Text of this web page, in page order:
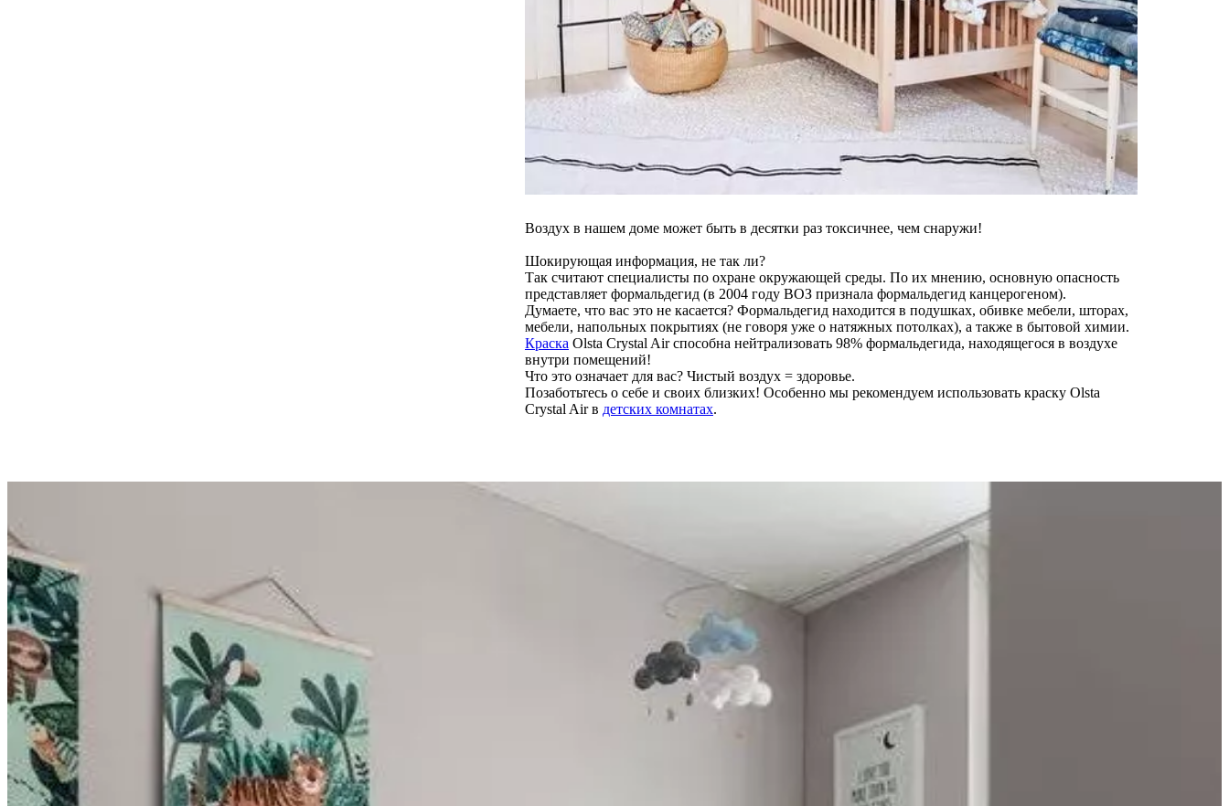
Воздух в нашем доме может быть в десятки раз токсичнее, чем снаружи!
Шокирующая информация, не так ли?
Так считают специалисты по охране окружающей среды. По их мнению, основную опасность
представляет формальдегид (в 2004 году ВОЗ признала формальдегид канцерогеном).
Думаете, что вас это не касается? Формальдегид находится в подушках, обивке мебели, шторах,
мебели, напольных покрытиях (не говоря уже о натяжных потолках), а также в бытовой химии.
Краска Olsta Crystal Air способна нейтрализовать 98% формальдегида, находящегося в воздухе
внутри помещений!
Что это означает для вас? Чистый воздух = здоровье.
Позаботьтесь о себе и своих близких! Особенно мы рекомендуем использовать краску Olsta
Crystal Air в детских комнатах.